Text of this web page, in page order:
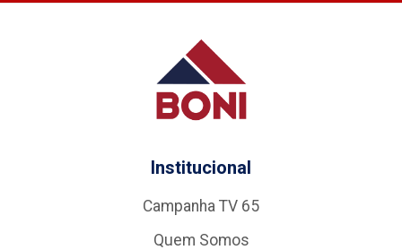
Institucional
Campanha TV 65
Quem Somos